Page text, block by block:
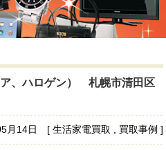
、ハロゲン） 札幌市清田区
月14日 [ 生活家電買取 , 買取事例 ]